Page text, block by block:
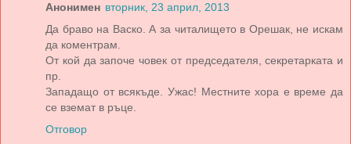
Анонимен вторник, 23 април, 2013
Да браво на Васко. А за читалището в Орешак, не искам
да коментрам.
От кой да започе човек от председателя, секретарката и
пр.
Западащо от всякъде. Ужас! Местните хора е време да
се вземат в ръце.
Отговор